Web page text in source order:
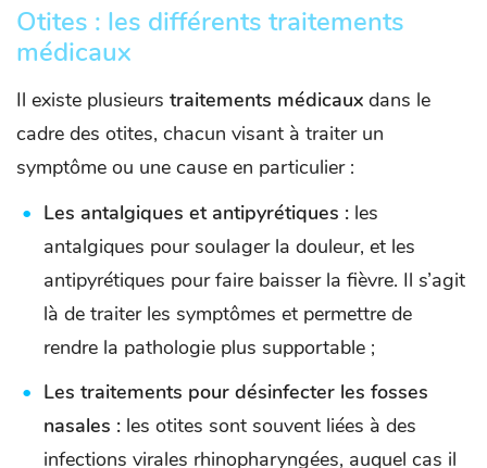
Otites : les différents traitements
médicaux
Il existe plusieurs traitements médicaux dans le
cadre des otites, chacun visant à traiter un
symptôme ou une cause en particulier :
Les antalgiques et antipyrétiques : les
antalgiques pour soulager la douleur, et les
antipyrétiques pour faire baisser la fièvre. Il s’agit
là de traiter les symptômes et permettre de
rendre la pathologie plus supportable ;
Les traitements pour désinfecter les fosses
nasales : les otites sont souvent liées à des
infections virales rhinopharyngées, auquel cas il